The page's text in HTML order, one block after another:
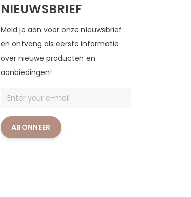
NIEUWSBRIEF
Meld je aan voor onze nieuwsbrief
en ontvang als eerste informatie
over nieuwe producten en
aanbiedingen!
ABONNEER